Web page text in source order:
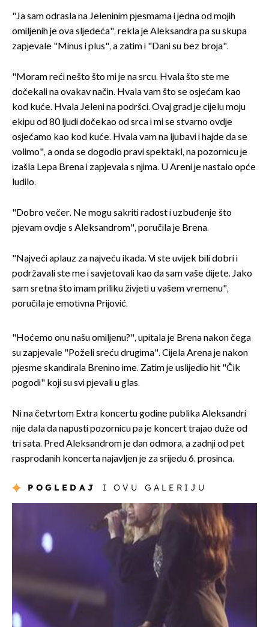
"Ja sam odrasla na Jeleninim pjesmama i jedna od mojih
omiljenih je ova sljedeća", rekla je Aleksandra pa su skupa
zapjevale "Minus i plus", a zatim i "Dani su bez broja".
"Moram reći nešto što mi je na srcu. Hvala što ste me
dočekali na ovakav način. Hvala vam što se osjećam kao
kod kuće. Hvala Jeleni na podršci. Ovaj grad je cijelu moju
ekipu od 80 ljudi dočekao od srca i mi se stvarno ovdje
osjećamo kao kod kuće. Hvala vam na ljubavi i hajde da se
volimo", a onda se dogodio pravi spektakl, na pozornicu je
izašla Lepa Brena i zapjevala s njima. U Areni je nastalo opće
ludilo.
"Dobro večer. Ne mogu sakriti radost i uzbuđenje što
pjevam ovdje s Aleksandrom", poručila je Brena.
"Najveći aplauz za najveću ikada. Vi ste uvijek bili dobri i
podržavali ste me i savjetovali kao da sam vaše dijete. Jako
sam sretna što imam priliku živjeti u vašem vremenu",
poručila je emotivna Prijović.
"Hoćemo onu našu omiljenu?", upitala je Brena nakon čega
su zapjevale "Poželi sreću drugima". Cijela Arena je nakon
pjesme skandirala Brenino ime. Zatim je uslijedio hit "Čik
pogodi" koji su svi pjevali u glas.
Ni na četvrtom Extra koncertu godine publika Aleksandri
nije dala da napusti pozornicu pa je koncert trajao duže od
tri sata. Pred Aleksandrom je dan odmora, a zadnji od pet
rasprodanih koncerta najavljen je za srijedu 6. prosinca.
POGLEDAJ I OVU GALERIJU